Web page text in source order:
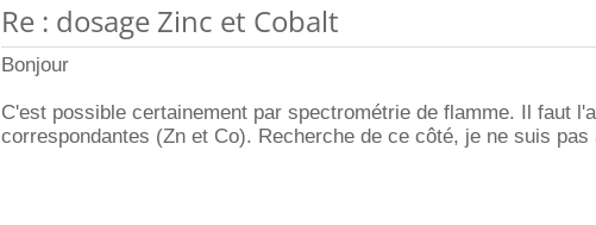
Re : dosage Zinc et Cobalt
Bonjour
C'est possible certainement par spectrométrie de flamme. Il faut
correspondantes (Zn et Co). Recherche de ce côté, je ne suis pas